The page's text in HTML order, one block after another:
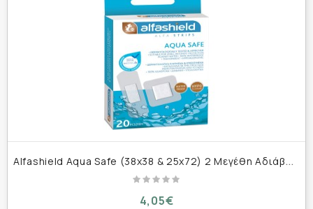
A
lfashield Aqua Safe (38x38 & 25x72) 2 Μεγέθη Αδιάβροχα Αυτοκόλλητα Επιθέματα 20 τεμάχια
4,05€